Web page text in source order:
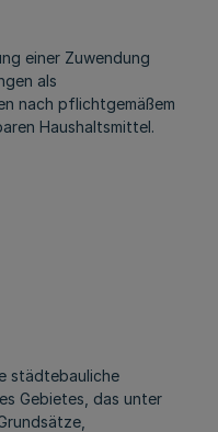
einer Zuwendung
als
nach pflichtgemäßem
Haushaltsmittel.
städtebauliche
Gebietes, das unter